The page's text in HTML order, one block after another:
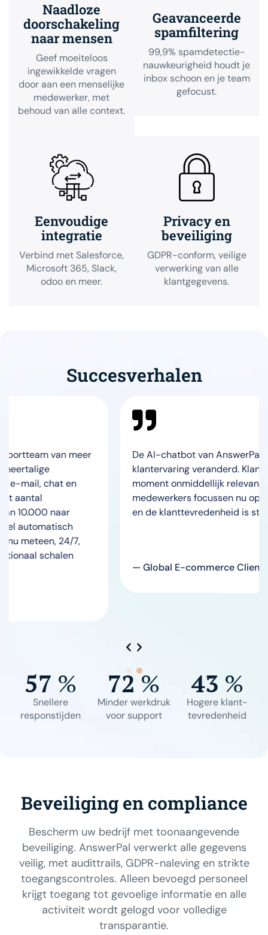
Naadloze
doorschakeling
naar mensen
Geef moeiteloos
ingewikkelde vragen
door aan een menselijke
medewerker, met
behoud van alle context.
Geavanceerde
spamfiltering
99,9% spamdetectie-
nauwkeurigheid houdt je
inbox schoon en je team
gefocust.
Eenvoudige
integratie
Verbind met Salesforce,
Microsoft 365, Slack,
odoo en meer.
Privacy en
beveiliging
GDPR-conform, veilige
verwerking van alle
klantgegevens.
Succesverhalen
meer
en
24/7,
De AI-chatbot van AnswerPal heeft onze
klantervaring veranderd. Klanten krijgen op
moment onmiddellijk relevante
medewerkers focussen nu op complexere
en de klanttevredenheid is sterk gestegen.
— Global E-commerce Client
57 %
Snellere
responstijden
72 %
Minder werkdruk
voor support
43 %
Hogere klant-
tevredenheid
Beveiliging en compliance
Bescherm uw bedrijf met toonaangevende
beveiliging. AnswerPal verwerkt alle gegevens
veilig, met audittrails, GDPR-naleving en strikte
toegangscontroles. Alleen bevoegd personeel
krijgt toegang tot gevoelige informatie en alle
activiteit wordt gelogd voor volledige
transparantie.